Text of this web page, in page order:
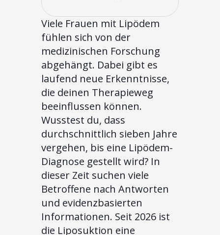
Viele Frauen mit Lipödem
fühlen sich von der
medizinischen Forschung
abgehängt. Dabei gibt es
laufend neue Erkenntnisse,
die deinen Therapieweg
beeinflussen können.
Wusstest du, dass
durchschnittlich sieben Jahre
vergehen, bis eine Lipödem-
Diagnose gestellt wird? In
dieser Zeit suchen viele
Betroffene nach Antworten
und evidenzbasierten
Informationen. Seit 2026 ist
die Liposuktion eine